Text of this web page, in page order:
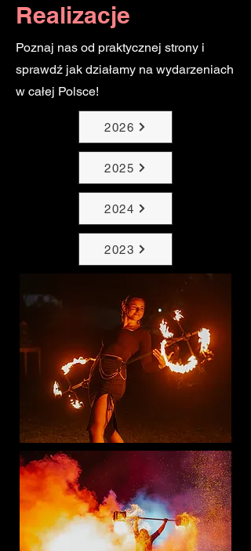
Realizacje
Poznaj nas od praktycznej strony i
sprawdź jak działamy na wydarzeniach
w całej Polsce!
2026
2025
2024
2023